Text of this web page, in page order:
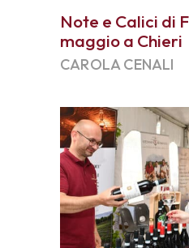
Note e Calici di
maggio a Chieri
CAROLA CENALI